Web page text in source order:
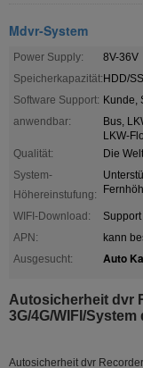
Mdvr-System
Power Supply:
8V-36V
Speicherkapazität:HDD/
Software Support: Kunde,
anwendbar:
Bus,
LKW-
Qualität:
Die
System-
Höhereinstufung:
WIFI-Download:
Support
APN:
kann
Ausgesucht:
Auto
Autosicherheit dvr
3G/4G/WIFI/
Autosicherheit dvr